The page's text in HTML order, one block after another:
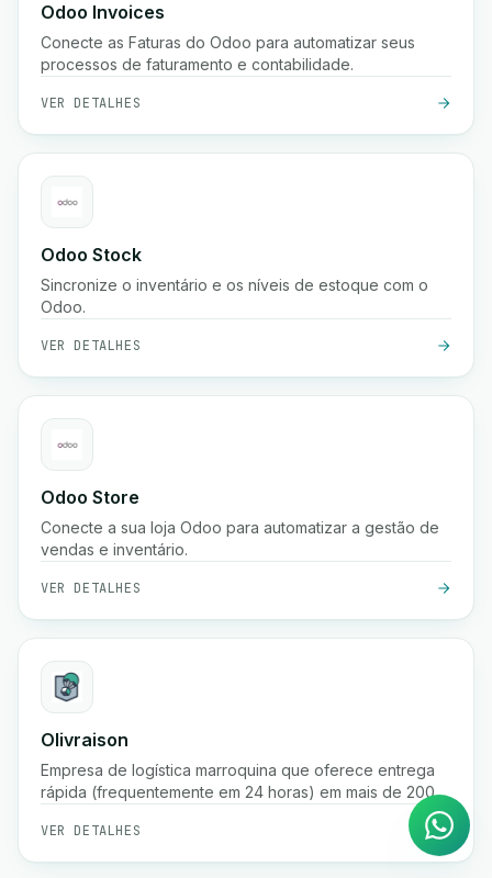
Odoo Invoices
Conecte as Faturas do Odoo para automatizar seus
processos de faturamento e contabilidade.
VER DETALHES
Odoo Stock
Sincronize o inventário e os níveis de estoque com o
Odoo.
VER DETALHES
Odoo Store
Conecte a sua loja Odoo para automatizar a gestão de
vendas e inventário.
VER DETALHES
Olivraison
Empresa de logística marroquina que oferece entrega
rápida (frequentemente em 24 horas) em mais de 200
cidades, fulfillment de e-commerce, rastreamento de
encomendas em tempo real, gestão de pagamento na
entrega e serviços de armazenamento.
VER DETALHES
WhatsApp